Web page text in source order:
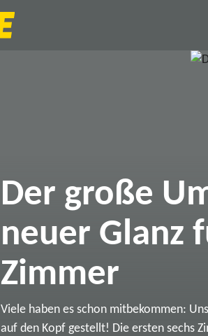
Der große
neuer Glanz
Zimmer
Viele haben es schon mitbekommen:
auf den Kopf gestellt! Die ersten sechs